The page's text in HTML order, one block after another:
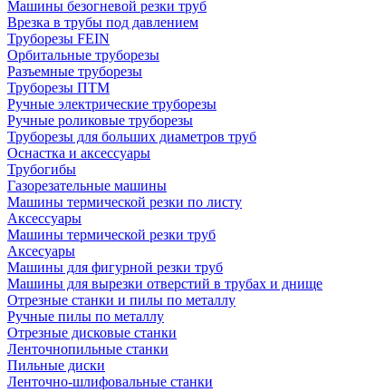
Машины безогневой резки труб
Врезка в трубы под давлением
Труборезы FEIN
Орбитальные труборезы
Разъемные труборезы
Труборезы ПТМ
Ручные электрические труборезы
Ручные роликовые труборезы
Труборезы для больших диаметров труб
Оснастка и аксессуары
Трубогибы
Газорезательные машины
Машины термической резки по листу
Аксессуары
Машины термической резки труб
Аксесуары
Машины для фигурной резки труб
Машины для вырезки отверстий в трубах и днище
Отрезные станки и пилы по металлу
Ручные пилы по металлу
Отрезные дисковые станки
Ленточнопильные станки
Пильные диски
Ленточно-шлифовальные станки